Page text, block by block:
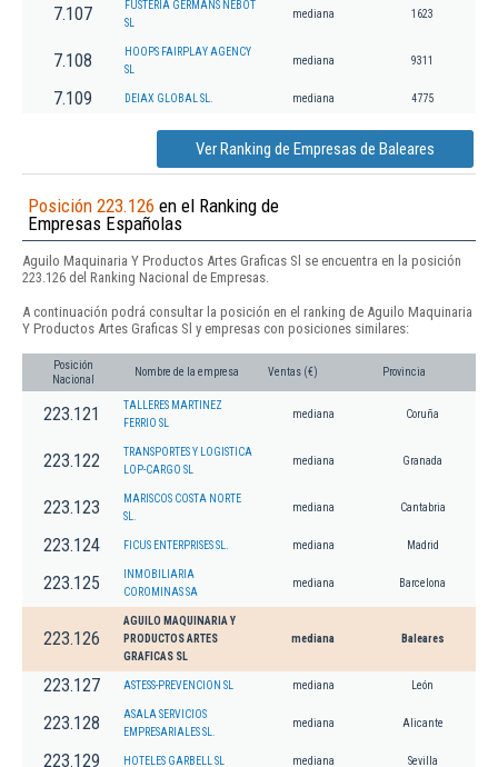
7.107
FUSTERIA GERMANS NEBOT
SL
mediana 1623
7.108
HOOPS FAIRPLAY AGENCY
SL
mediana 9311
7.109 DEIAX GLOBAL SL. mediana 4775
Ver Ranking de Empresas de Baleares
Posición 223.126 en el Ranking de
Empresas Españolas
Aguilo Maquinaria Y Productos Artes Graficas Sl se encuentra en la posición
223.126 del Ranking Nacional de Empresas.
A continuación podrá consultar la posición en el ranking de Aguilo Maquinaria
Y Productos Artes Graficas Sl y empresas con posiciones similares:
Posición
Nacional
Nombre de la empresa Ventas (€) Provincia
223.121
TALLERES MARTINEZ
FERRIO SL
mediana Coruña
223.122
TRANSPORTES Y LOGISTICA
LOP-CARGO SL
mediana Granada
223.123
MARISCOS COSTA NORTE
SL.
mediana Cantabria
223.124 FICUS ENTERPRISES SL. mediana Madrid
223.125
INMOBILIARIA
COROMINAS SA
mediana Barcelona
223.126
AGUILO MAQUINARIA Y
PRODUCTOS ARTES
GRAFICAS SL
mediana Baleares
223.127 ASTESS-PREVENCION SL mediana León
223.128
ASALA SERVICIOS
EMPRESARIALES SL.
mediana Alicante
223.129 HOTELES GARBELL SL mediana Sevilla